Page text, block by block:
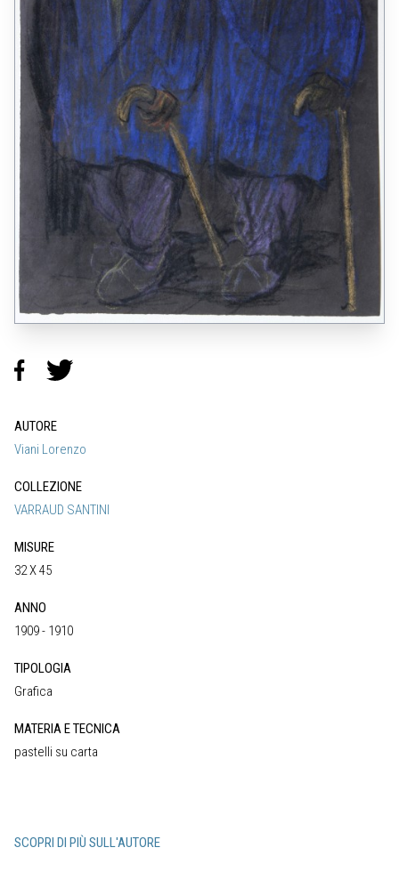
AUTORE
Viani Lorenzo
COLLEZIONE
VARRAUD SANTINI
MISURE
32 X 45
ANNO
1909 - 1910
TIPOLOGIA
Grafica
MATERIA E TECNICA
pastelli su carta
SCOPRI DI PIÙ SULL'AUTORE